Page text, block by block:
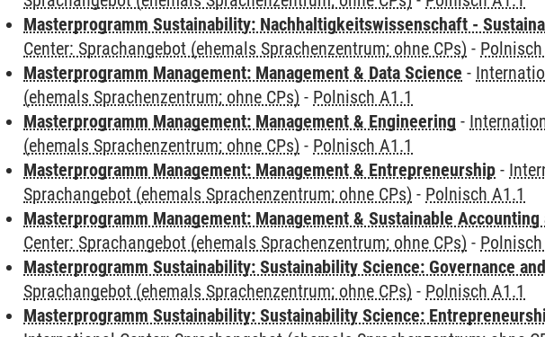
Masterprogramm Sustainability: Nachhaltigkeitswissenschaft -
Center: Sprachangebot (ehemals Sprachenzentrum; ohne CPs) - Polnisch
Masterprogramm Management: Management & Data Science -
(ehemals Sprachenzentrum; ohne CPs) - Polnisch A1.1
Masterprogramm Management: Management & Engineering -
(ehemals Sprachenzentrum; ohne CPs) - Polnisch A1.1
Masterprogramm Management: Management & Entrepreneurship -
Sprachangebot (ehemals Sprachenzentrum; ohne CPs) - Polnisch A1.1
Masterprogramm Management: Management & Sustainable Accounting
Center: Sprachangebot (ehemals Sprachenzentrum; ohne CPs) - Polnisch
Masterprogramm Sustainability: Sustainability Science: Governance
Sprachangebot (ehemals Sprachenzentrum; ohne CPs) - Polnisch A1.1
Masterprogramm Sustainability: Sustainability Science: